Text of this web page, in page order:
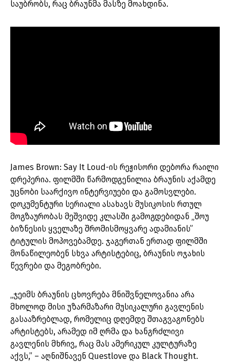
საუბრობს, რაც ბრაუნმა მასზე მოახდინა.
James Brown: Say It Loud-ის რეჟისორი დებორა რაილი
დრეპერია. ფილმში წარმოდგენილია ბრაუნის აქამდე
უცნობი საარქივო ინტერვიუები და გამოსვლები.
დოკუმენტური სერიალი ასახავს მუსიკოსის რთულ
მოგზაურობას მეშვიდე კლასში გამოგდებიდან „შოუ
ბიზნესის ყველაზე შრომისმოყვარე ადამიანის”
ტიტულის მოპოვებამდე. ჯაგერთან ერთად ფილმში
მონაწილეობენ სხვა არტისტებიც, ბრაუნის ოჯახის
წევრები და მეგობრები.
„ჯეიმს ბრაუნის ცხოვრება მნიშვნელოვანია არა
მხოლოდ მისი უზარმაზარი მუსიკალური გავლენის
გასააზრებლად, რომელიც დღემდე შთაგვაგონებს
არტისტებს, არამედ იმ ღრმა და ხანგრძლივი
გავლენის მხრივ, რაც მას ამერიკულ კულტურაზე
აქვს,” – აღნიშნავენ Questlove და Black Thought.